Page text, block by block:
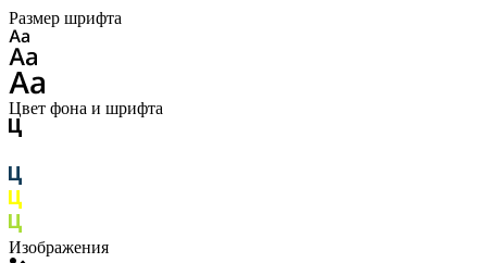
Размер шрифта
Цвет фона и шрифта
Изображения